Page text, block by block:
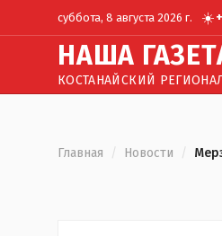
суббота, 8 августа 2026 г. ☀️+
НАША Г
КОСТАНАЙСКИЙ
Главная / Новости /